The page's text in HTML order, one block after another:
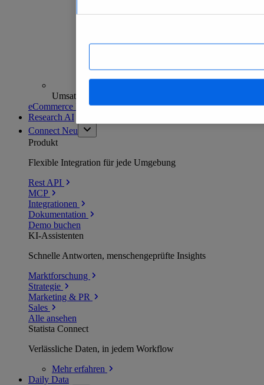
Umsatzanalysen und -prognosen
eCommerce Insights entdecken
Research AI
Connect Neu
Produkt
Flexible Integration für jede Umgebung
Rest API
MCP
Integrationen
Dokumentation
Demo buchen
KI-Assistenten
Schnelle Antworten, menschengeprüfte Insights
Marktforschung
Strategie
Marketing & PR
Sales
Alle ansehen
Statista Connect
Verlässliche Daten, in jedem Workflow
Mehrerfahren
Daily Data